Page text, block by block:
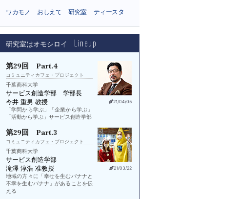
ワカモノ おしえて 研究室 ティースタ
研究室はオモシロイ Lineup
21/04/05
第29回 Part.4
コミュニティカフェ・プロジェクト
千葉商科大学
サービス創造学部 学部長
今井 重男 教授
「学問から学ぶ」「企業から学ぶ」
「活動から学ぶ」サービス創造学部
21/03/22
第29回 Part.3
コミュニティカフェ・プロジェクト
千葉商科大学
サービス創造学部
滝澤 淳浩 准教授
地域の方々に「幸せを生むバナナと
不幸を生むバナナ」があることを伝
える